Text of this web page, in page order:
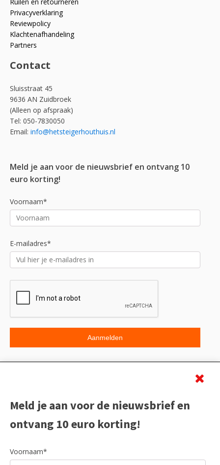
Ruilen en retourneren
Privacyverklaring
Reviewpolicy
Klachtenafhandeling
Partners
Contact
Sluisstraat 45
9636 AN Zuidbroek
(Alleen op afspraak)
Tel: 050-7830050
Email: info@hetsteigerhouthuis.nl
Meld je aan voor de nieuwsbrief en ontvang 10
euro korting!
Voornaam*
E-mailadres*
Meld je aan voor de nieuwsbrief en
ontvang 10 euro korting!
Voornaam*